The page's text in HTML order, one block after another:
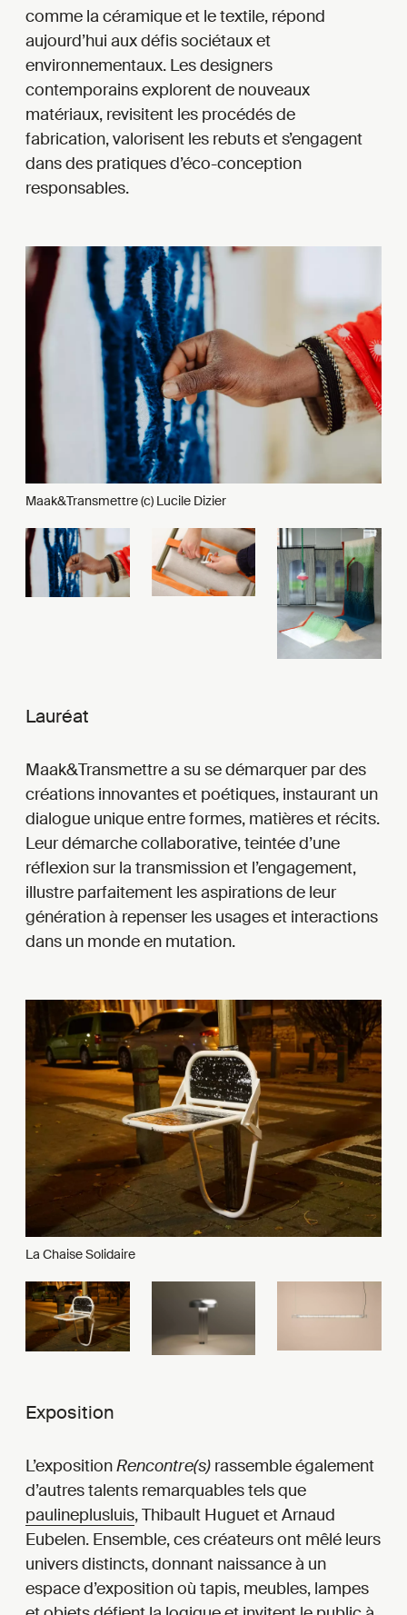
comme la céramique et le textile, répond
aujourd’hui aux défis sociétaux et
environnementaux. Les designers
contemporains explorent de nouveaux
matériaux, revisitent les procédés de
fabrication, valorisent les rebuts et s’engagent
dans des pratiques d’éco-conception
responsables.
Maak&Transmettre (c) Lucile Dizier
Lauréat
Maak&Transmettre a su se démarquer par des
créations innovantes et poétiques, instaurant un
dialogue unique entre formes, matières et récits.
Leur démarche collaborative, teintée d’une
réflexion sur la transmission et l’engagement,
illustre parfaitement les aspirations de leur
génération à repenser les usages et interactions
dans un monde en mutation.
La Chaise Solidaire
Exposition
L’expositionRencontre(s) rassemble également
d’autres talents remarquables tels que
paulineplusluis, Thibault Huguet et Arnaud
Eubelen. Ensemble, ces créateurs ont mêlé leurs
univers distincts, donnant naissance à un
espace d’exposition où tapis, meubles, lampes